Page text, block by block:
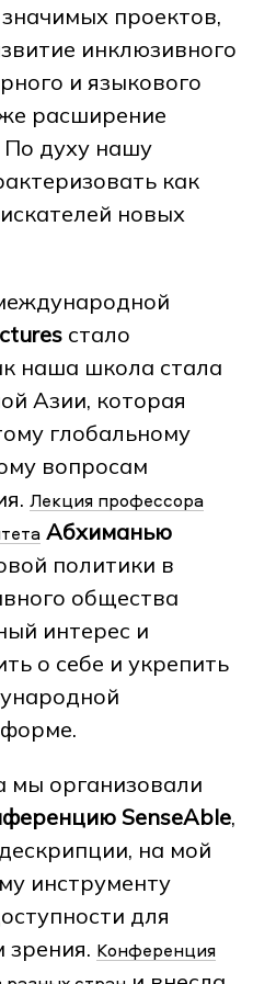
проектов,
инклюзивного
и языкового
расширение
По духу нашу
как
новых
стало
наша школа стала
Азии, которая
глобальному
вопросам
Лекция профессора
Абхиманью
политики в
общества
интерес и
о себе и укрепить
мы организовали
SenseAble,
на мой
инструменту
для
Конференция